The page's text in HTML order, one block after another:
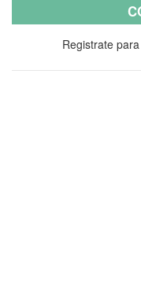
Registrate